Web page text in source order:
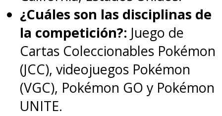
¿Cuáles son las disciplinas de
la competición?: Juego de
Cartas Coleccionables Pokémon
(JCC), videojuegos Pokémon
(VGC), Pokémon GO y Pokémon
UNITE.